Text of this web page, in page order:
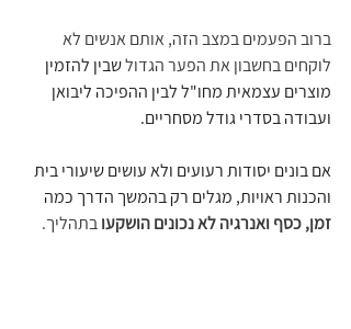
ברוב הפעמים במצב הזה, אותם אנשים לא
לוקחים בחשבון את הפער הגדול שבין להזמין
מוצרים עצמאית מחו"ל לבין ההפיכה ליבואן
ועבודה בסדרי גודל מסחריים.
אם בונים יסודות רעועים ולא עושים שיעורי בית
והכנות ראויות, מגלים רק בהמשך הדרך כמה
זמן, כסף ואנרגיה לא נכונים הושקעו בתהליך.